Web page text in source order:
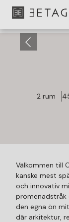
2 rum
Välkommen till
kanske mest
och innovativ
promenadstråk
den egna ön
där arkitektur,